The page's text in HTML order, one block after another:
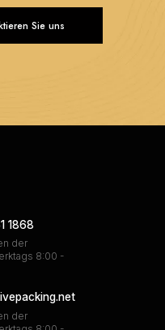
Sie uns
1868
der
8:00 -
der